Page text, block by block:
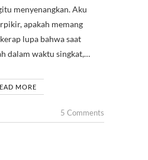
menyenangkan. Aku
apakah memang
lupa bahwa saat
dalam waktu singkat,…
MORE
5 Comments